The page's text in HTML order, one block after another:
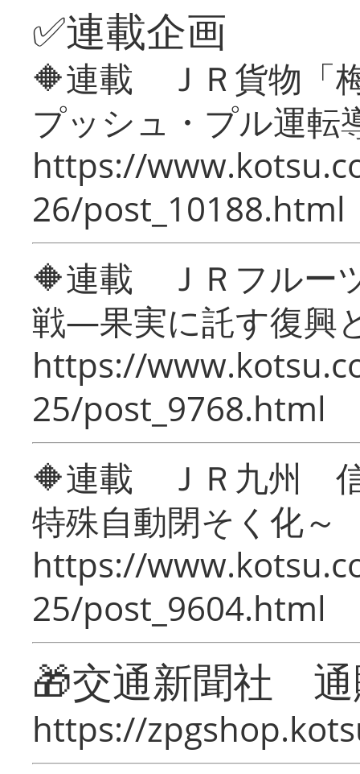
✅連載企画
🔶連載 ＪＲ貨物「
プッシュ・プル運転
https://
26/post_10188.html
🔶連載 ＪＲフルー
戦―果実に託す復興
https://
25/post_9768.html
🔶連載 ＪＲ九州 信
特殊自動閉そく化～
https://
25/post_9604.html
🎁交通新聞社
https://